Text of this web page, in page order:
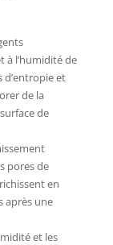
à l’humidité de
d’entropie et
de la
de
pores de
en
après une
et les